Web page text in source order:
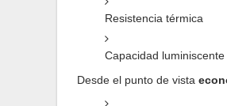
Resistencia térmica
Capacidad luminiscente
Desde el punto de vista